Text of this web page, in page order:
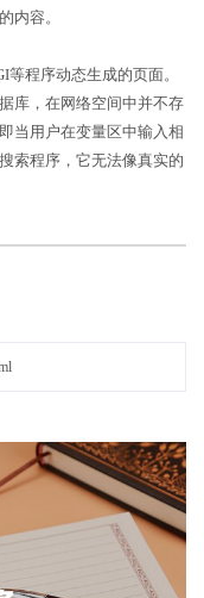
内容。
等程序动态生成的页面。
库，在网络空间中并不存
当用户在变量区中输入相
索程序，它无法像真实的